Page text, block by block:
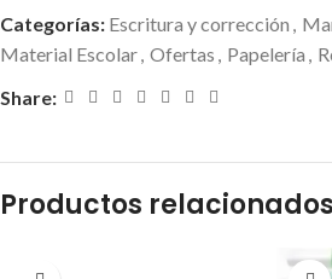
Categorías: Escritura y corrección ,
Material Escolar, Ofertas , Papelería ,
Share:
Productos relacionados